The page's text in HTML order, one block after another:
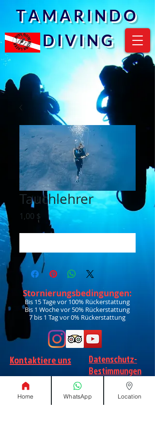
T A M A R I N D O
D I V I N G
Tauchlehrer
1,00 $ Preis
Stornierungsbedingungen:
Bis 15 Tage vor 100% Rückerstattung
Bis 1 Woche vor 50% Rückerstattung
7 bis 1 Tag vor 0% Rückerstattung
Kontaktiere uns
Datenschutz-
Bestimmungen
Home WhatsApp Location